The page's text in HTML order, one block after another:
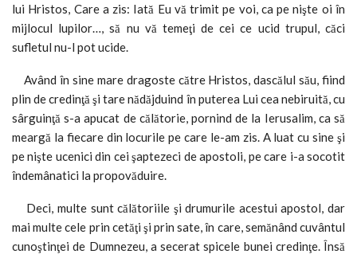
lui Hristos, Care a zis: Iată Eu vă trimit pe voi, ca pe nişte oi în
mijlocul lupilor…, să nu vă temeţi de cei ce ucid trupul, căci
sufletul nu-l pot ucide.
Având în sine mare dragoste către Hristos, dascălul său, fiind
plin de credinţă şi tare nădăjduind în puterea Lui cea nebiruită, cu
sârguinţă s-a apucat de călătorie, pornind de la Ierusalim, ca să
meargă la fiecare din locurile pe care le-am zis. A luat cu sine şi
pe nişte ucenici din cei şaptezeci de apostoli, pe care i-a socotit
îndemânatici la propovăduire.
Deci, multe sunt călătoriile şi drumurile acestui apostol, dar
mai multe cele prin cetăţi şi prin sate, în care, semănând cuvântul
cunoştinţei de Dumnezeu, a secerat spicele bunei credinţe. Însă